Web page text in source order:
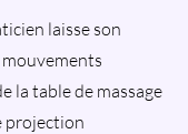
laisse son
la table de massage
projection